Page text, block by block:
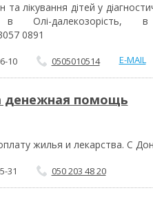
лікування дітей у
Олі-далекозорість, в
0891
10 0505010514 E-MAIL
денежная помощь
жилья и лекарства. С
31 050 203 48 20